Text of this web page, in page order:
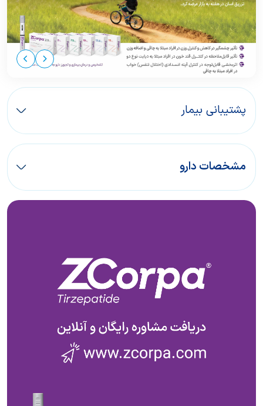
پشتیبانی بیمار
مشخصات دارو